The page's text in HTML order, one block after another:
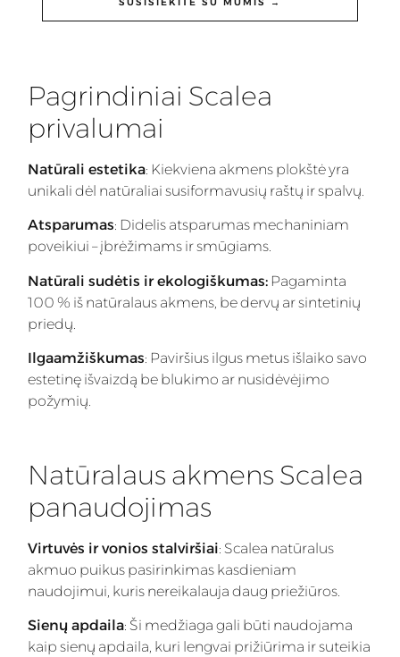
Pagrindiniai Scalea
privalumai
Natūrali estetika: Kiekviena akmens plokštė yra
unikali dėl natūraliai susiformavusių raštų ir spalvų.
Atsparumas: Didelis atsparumas mechaniniam
poveikiui – įbrėžimams ir smūgiams.
Natūrali sudėtis ir ekologiškumas: Pagaminta
100 % iš natūralaus akmens, be dervų ar sintetinių
priedų.
Ilgaamžiškumas: Paviršius ilgus metus išlaiko savo
estetinę išvaizdą be blukimo ar nusidėvėjimo
požymių.
Natūralaus akmens Scalea
panaudojimas
Virtuvės ir vonios stalviršiai: Scalea natūralus
akmuo puikus pasirinkimas kasdieniam
naudojimui, kuris nereikalauja daug priežiūros.
Sienų apdaila: Ši medžiaga gali būti naudojama
kaip sienų apdaila, kuri lengvai prižiūrima ir suteikia